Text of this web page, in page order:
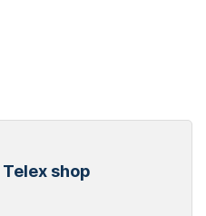
Telex shop